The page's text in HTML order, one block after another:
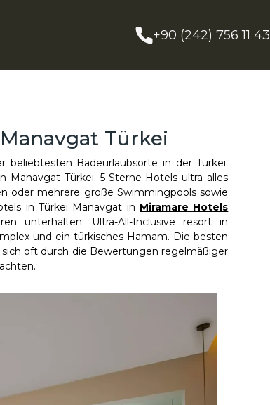
+90 (242) 756 11 43
Türkei
beliebtesten Badeurlaubsorte in der Türkei.
Türkei. 5-Sterne-Hotels ultra alles
oder mehrere große Swimmingpools sowie
in Türkei Manavgat in Miramare Hotels
unterhalten. Ultra-All-Inclusive resort in
und ein türkisches Hamam. Die besten
oft durch die Bewertungen regelmäßiger